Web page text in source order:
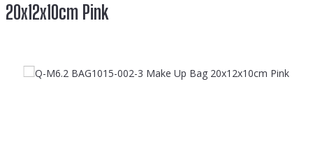
20x12x10cm Pink
Afbeeldingengalerij overslaan